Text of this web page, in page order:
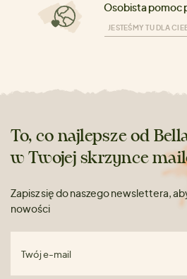
Osobista pomoc
JESTEŚMY TU DLA
To, co najlepsze od
w Twojej skrzynce
Zapisz się do naszego newslettera,
nowości
Twój e-mail